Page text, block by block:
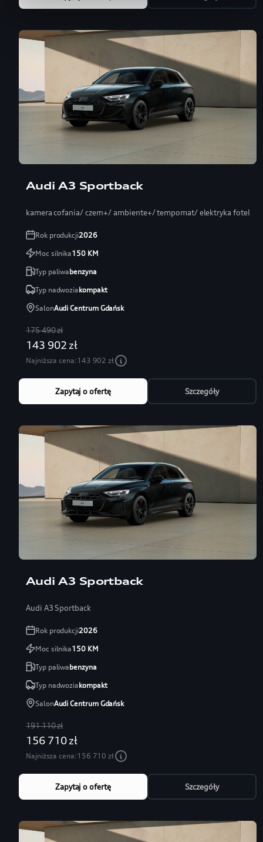
Audi A3 Sportback
kamera cofania/ czern+/ ambiente+/ tempomat/ elektryka fotel
Rok produkcji2026
Moc silnika150KM
Typ paliwabenzyna
Typ nadwoziakompakt
SalonAudi Centrum Gdańsk
175 490 zł
143 902 zł
Najniższa cena:143 902 zł
Zapytaj o ofertę Szczegóły
Audi A3 Sportback
Audi A3 Sportback
Rok produkcji2026
Moc silnika150KM
Typ paliwabenzyna
Typ nadwoziakompakt
SalonAudi Centrum Gdańsk
191 110 zł
156 710 zł
Najniższa cena:156 710 zł
Zapytaj o ofertę Szczegóły